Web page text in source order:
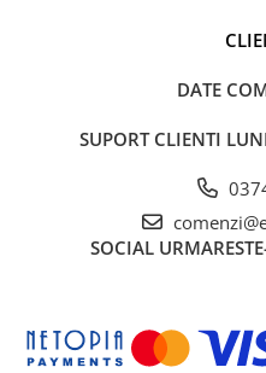
Software
Posibilitatea de monitorizare &
Caracteristici
Protectie la suprasarcina
DATE
SUPORT CLIENTI
SOCIAL